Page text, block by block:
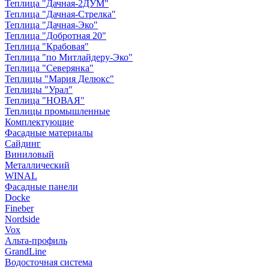
Теплица "Дачная-2ДУМ"
Теплица "Дачная-Стрелка"
Теплица "Дачная-Эко"
Теплица "Добротная 20"
Теплица "Крабовая"
Теплица "по Митлайдеру-Эко"
Теплица "Северянка"
Теплицы "Мария Делюкс"
Теплицы "Урал"
Теплица "НОВАЯ"
Теплицы промышленные
Комплектующие
Фасадные материалы
Сайдинг
Виниловый
Металлический
WINAL
Фасадные панели
Docke
Fineber
Nordside
Vox
Альта-профиль
GrandLine
Водосточная система